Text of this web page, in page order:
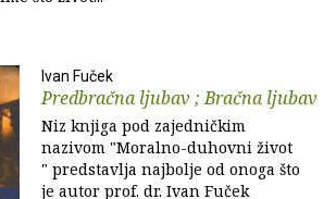
Ivan Fuček
Predbračna ljubav ; Bračna ljubav
Niz knjiga pod zajedničkim
nazivom "Moralno-duhovni život
" predstavlja najbolje od onoga što
je autor prof. dr. Ivan Fuček